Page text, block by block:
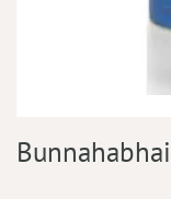
Anfang